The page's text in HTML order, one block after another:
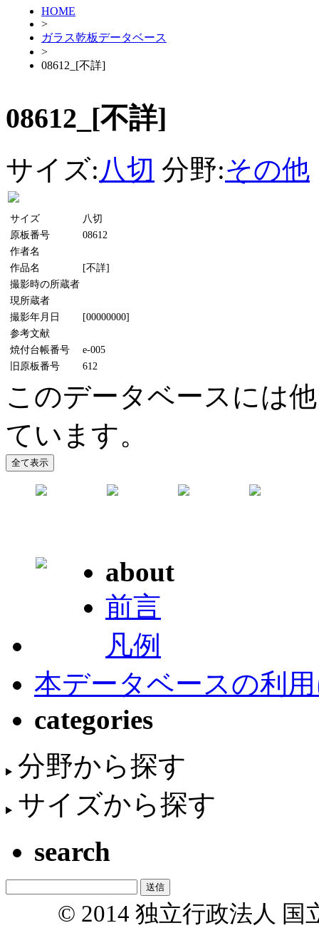
HOME
>
ガラス乾板データベース
>
08612_[不詳]
08612_[不詳]
サイズ:八切 分野:その他
サイズ
八切
原板番号
08612
作者名
作品名
[不詳]
撮影時の所蔵者
現所蔵者
撮影年月日
[00000000]
参考文献
焼付台帳番号
e-005
旧原板番号
612
このデータベースには
ています。
about
前言
凡例
本データベースの利
categories
分野から探す
サイズから探す
search
© 2014 独立行政法人 国